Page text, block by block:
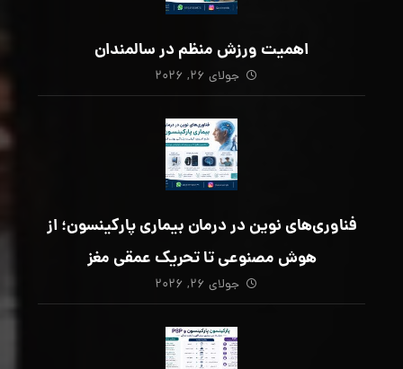
اهمیت ورزش منظم در سالمندان
جولای ۲۶, ۲۰۲۶
فناوری‌های نوین در درمان بیماری پارکینسون؛ از
هوش مصنوعی تا تحریک عمقی مغز
جولای ۲۶, ۲۰۲۶